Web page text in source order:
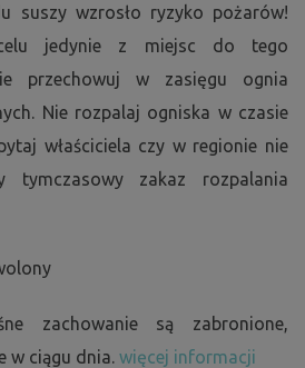
suszy wzrosło ryzyko pożarów!
jedynie z miejsc do tego
przechowuj w zasięgu ognia
Nie rozpalaj ogniska w czasie
właściciela czy w regionie nie
tymczasowy zakaz rozpalania
zachowanie są zabronione,
w ciągu dnia. więcej informacji